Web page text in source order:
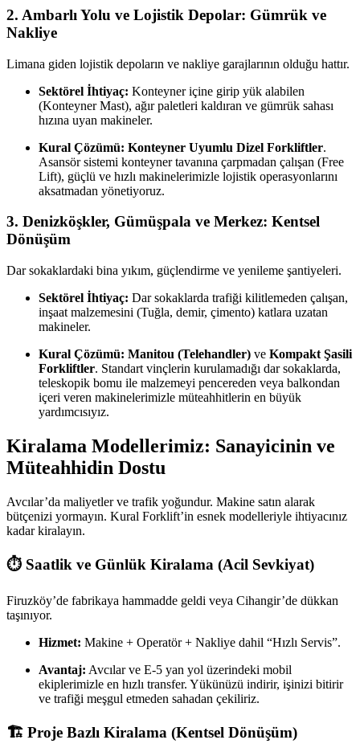
2. Ambarlı Yolu ve Lojistik Depolar: Gümrük ve
Nakliye
Limana giden lojistik depoların ve nakliye garajlarının olduğu hattır.
Sektörel İhtiyaç: Konteyner içine girip yük alabilen
(Konteyner Mast), ağır paletleri kaldıran ve gümrük sahası
hızına uyan makineler.
Kural Çözümü: Konteyner Uyumlu Dizel Forkliftler.
Asansör sistemi konteyner tavanına çarpmadan çalışan (Free
Lift), güçlü ve hızlı makinelerimizle lojistik operasyonlarını
aksatmadan yönetiyoruz.
3. Denizköşkler, Gümüşpala ve Merkez: Kentsel
Dönüşüm
Dar sokaklardaki bina yıkım, güçlendirme ve yenileme şantiyeleri.
Sektörel İhtiyaç: Dar sokaklarda trafiği kilitlemeden çalışan,
inşaat malzemesini (Tuğla, demir, çimento) katlara uzatan
makineler.
Kural Çözümü: Manitou (Telehandler) ve Kompakt Şasili
Forkliftler. Standart vinçlerin kurulamadığı dar sokaklarda,
teleskopik bomu ile malzemeyi pencereden veya balkondan
içeri veren makinelerimizle müteahhitlerin en büyük
yardımcısıyız.
Kiralama Modellerimiz: Sanayicinin ve
Müteahhidin Dostu
Avcılar’da maliyetler ve trafik yoğundur. Makine satın alarak
bütçenizi yormayın. Kural Forklift’in esnek modelleriyle ihtiyacınız
kadar kiralayın.
⏱️ Saatlik ve Günlük Kiralama (Acil Sevkiyat)
Firuzköy’de fabrikaya hammadde geldi veya Cihangir’de dükkan
taşınıyor.
Hizmet: Makine + Operatör + Nakliye dahil “Hızlı Servis”.
Avantaj: Avcılar ve E-5 yan yol üzerindeki mobil
ekiplerimizle en hızlı transfer. Yükünüzü indirir, işinizi bitirir
ve trafiği meşgul etmeden sahadan çekiliriz.
🏗️ Proje Bazlı Kiralama (Kentsel Dönüşüm)